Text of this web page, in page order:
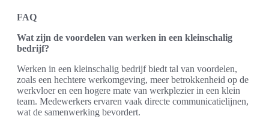
FAQ
Wat zijn de voordelen van werken in een kleinschalig
bedrijf?
Werken in een kleinschalig bedrijf biedt tal van voordelen,
zoals een hechtere werkomgeving, meer betrokkenheid op de
werkvloer en een hogere mate van werkplezier in een klein
team. Medewerkers ervaren vaak directe communicatielijnen,
wat de samenwerking bevordert.